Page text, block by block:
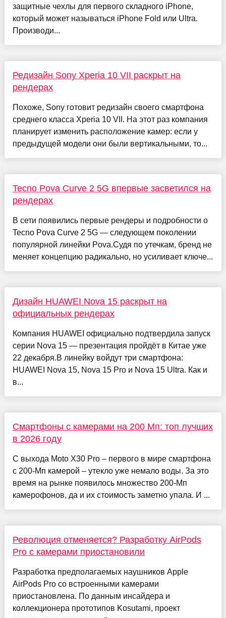
защитные чехлы для первого складного iPhone,
который может называться iPhone Fold или Ultra.
Производи...
Редизайн Sony Xperia 10 VII раскрыт на
рендерах
Похоже, Sony готовит редизайн своего смартфона
среднего класса Xperia 10 VII. На этот раз компания
планирует изменить расположение камер: если у
предыдущей модели они были вертикальными, то...
Tecno Pova Curve 2 5G впервые засветился на
рендерах
В сети появились первые рендеры и подробности о
Tecno Pova Curve 2 5G — следующем поколении
популярной линейки Pova.Судя по утечкам, бренд не
меняет концепцию радикально, но усиливает ключе...
Дизайн HUAWEI Nova 15 раскрыт на
официальных рендерах
Компания HUAWEI официально подтвердила запуск
серии Nova 15 — презентация пройдёт в Китае уже
22 декабря.В линейку войдут три смартфона:
HUAWEI Nova 15, Nova 15 Pro и Nova 15 Ultra. Как и
в...
Смартфоны с камерами на 200 Мп: топ лучших
в 2026 году
С выхода Moto X30 Pro – первого в мире смартфона
с 200-Мп камерой – утекло уже немало воды. За это
время на рынке появилось множество 200-Мп
камерофонов, да и их стоимость заметно упала. И ...
Революция отменяется? Разработку AirPods
Pro с камерами приостановили
Разработка предполагаемых наушников Apple
AirPods Pro со встроенными камерами
приостановлена. По данным инсайдера и
коллекционера прототипов Kosutami, проект